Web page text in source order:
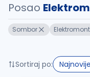
Posao
Sombor
Sortiraj po: Najnovije